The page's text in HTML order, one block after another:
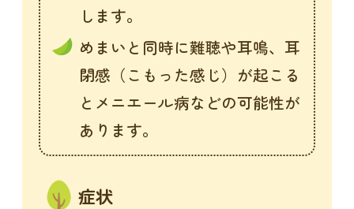
します。
めまいと同時に難聴や耳鳴、耳
閉感（こもった感じ）が起こる
とメニエール病などの可能性が
あります。
症状